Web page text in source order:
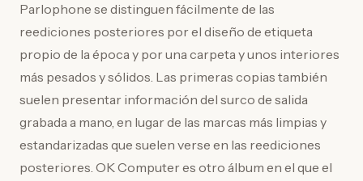
Parlophone se distinguen fácilmente de las
reediciones posteriores por el diseño de etiqueta
propio de la época y por una carpeta y unos interiores
más pesados y sólidos. Las primeras copias también
suelen presentar información del surco de salida
grabada a mano, en lugar de las marcas más limpias y
estandarizadas que suelen verse en las reediciones
posteriores. OK Computer es otro álbum en el que el